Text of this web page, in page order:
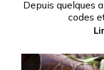
Depuis quelques
codes